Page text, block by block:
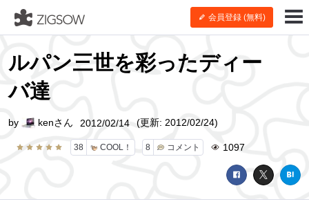
会員登録 (無料)
ルパン三世を彩ったディー
バ達
38 COOL！ 8 コメント 1097
by kenさん 2012/02/14 (更新: 2012/02/24)